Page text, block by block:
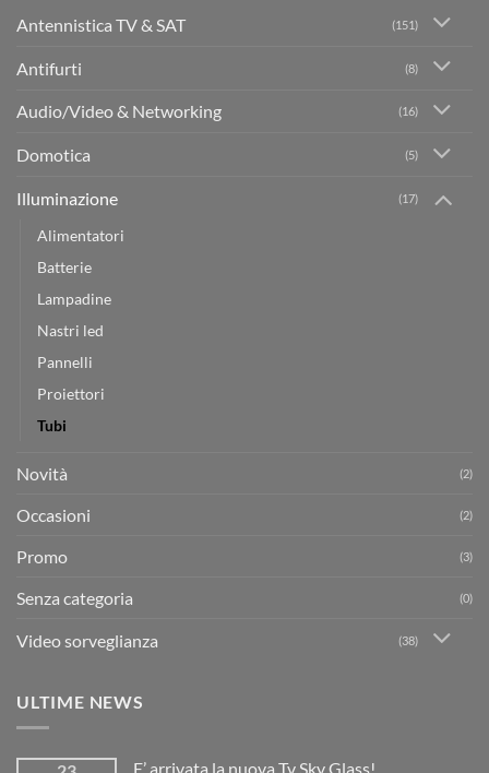
Antennistica TV & SAT (151)
Antifurti (8)
Audio/Video & Networking (16)
Domotica (5)
Illuminazione (17)
Alimentatori
Batterie
Lampadine
Nastri led
Pannelli
Proiettori
Tubi
Novità (2)
Occasioni (2)
Promo (3)
Senza categoria (0)
Video sorveglianza (38)
ULTIME NEWS
E’ arrivata la nuova Tv Sky Glass!